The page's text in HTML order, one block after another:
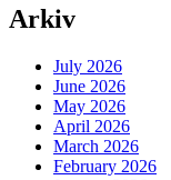
Arkiv
July 2026
June 2026
May 2026
April 2026
March 2026
February 2026